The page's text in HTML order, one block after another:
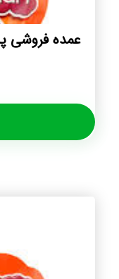
عمده فروشی